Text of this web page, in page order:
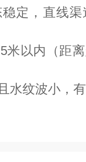
定，直线
米以内（距
水纹波小，